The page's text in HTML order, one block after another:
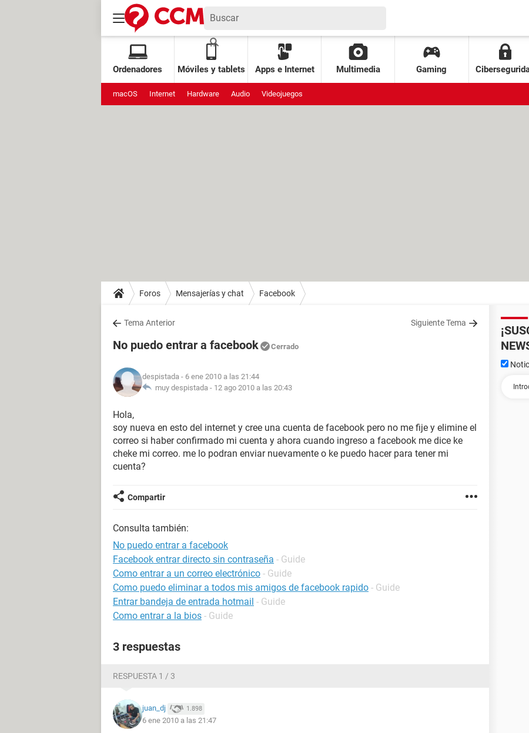
Ordenadores Móviles y tablets Apps e Internet Multimedia Gaming
macOS Internet Hardware Audio Videojuegos
Foros Mensajerías y chat Facebook
Tema Anterior Siguiente Tema
No puedo entrar a facebook Cerrado
despistada - 6 ene 2010 a las 21:44
muy despistada - 12 ago 2010 a las 20:43
Hola,
soy nueva en esto del internet y cree una cuenta de facebook pero no me fije y elimine el
correo si haber confirmado mi cuenta y ahora cuando ingreso a facebook me dice ke
cheke mi correo. me lo podran enviar nuevamente o ke puedo hacer para tener mi
cuenta?
Compartir
Consulta también:
No puedo entrar a facebook
Facebook entrar directo sin contraseña - Guide
Como entrar a un correo electrónico - Guide
Como puedo eliminar a todos mis amigos de facebook rapido - Guide
Entrar bandeja de entrada hotmail - Guide
Como entrar a la bios - Guide
3 respuestas
RESPUESTA 1 / 3
juan_dj 1.898
6 ene 2010 a las 21:47